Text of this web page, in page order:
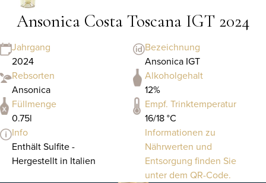
Ansonica Costa Toscana IGT 2024
Jahrgang
2024
Bezeichnung
Ansonica IGT
Rebsorten
Ansonica
Alkoholgehalt
12%
Füllmenge
0.75l
Empf. Trinktemperatur
16/18 °C
Info
Enthält Sulfite -
Hergestellt in Italien
Informationen zu
Nährwerten und
Entsorgung finden Sie
unter dem QR-Code.